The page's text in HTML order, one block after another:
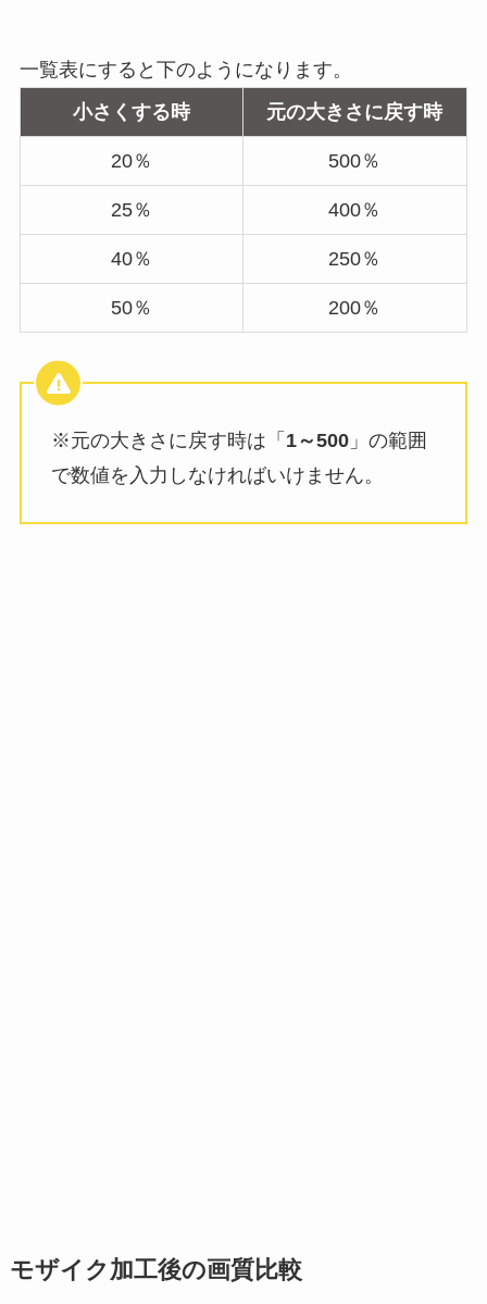
一覧表にすると下のようになります。
小さくする時
元の大きさに戻す時
20％ 500％
25％ 400％
40％ 250％
50％ 200％
※元の大きさに戻す時は「 1～500」の範囲
で数値を入力しなければいけません。
モザイク加工後の画質比較